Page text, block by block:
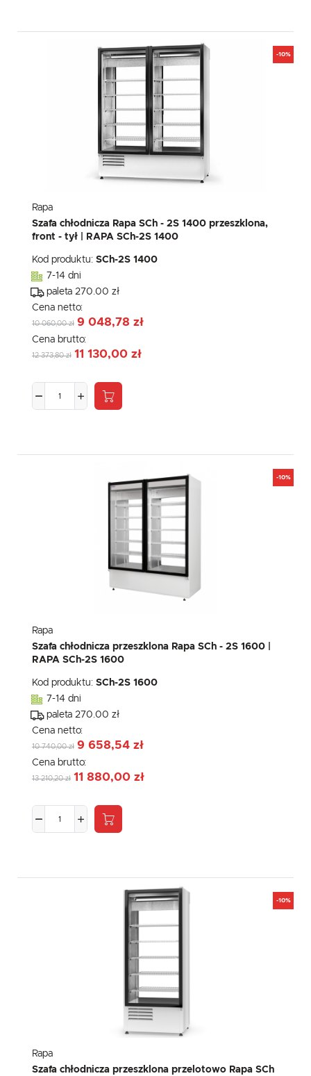
-10%
Rapa
Szafa chłodnicza Rapa SCh - 2S 1400 przeszklona,
front - tył | RAPA SCh-2S 1400
Kod produktu: SCh-2S 1400
7-14 dni
paleta 270.00 zł
Cena netto:
10 060,00 zł 9 048,78 zł
Cena brutto:
12 373,80 zł 11 130,00 zł
-10%
Rapa
Szafa chłodnicza przeszklona Rapa SCh - 2S 1600 |
RAPA SCh-2S 1600
Kod produktu: SCh-2S 1600
7-14 dni
paleta 270.00 zł
Cena netto:
10 740,00 zł 9 658,54 zł
Cena brutto:
13 210,20 zł 11 880,00 zł
-10%
Rapa
Szafa chłodnicza przeszklona przelotowo Rapa SCh